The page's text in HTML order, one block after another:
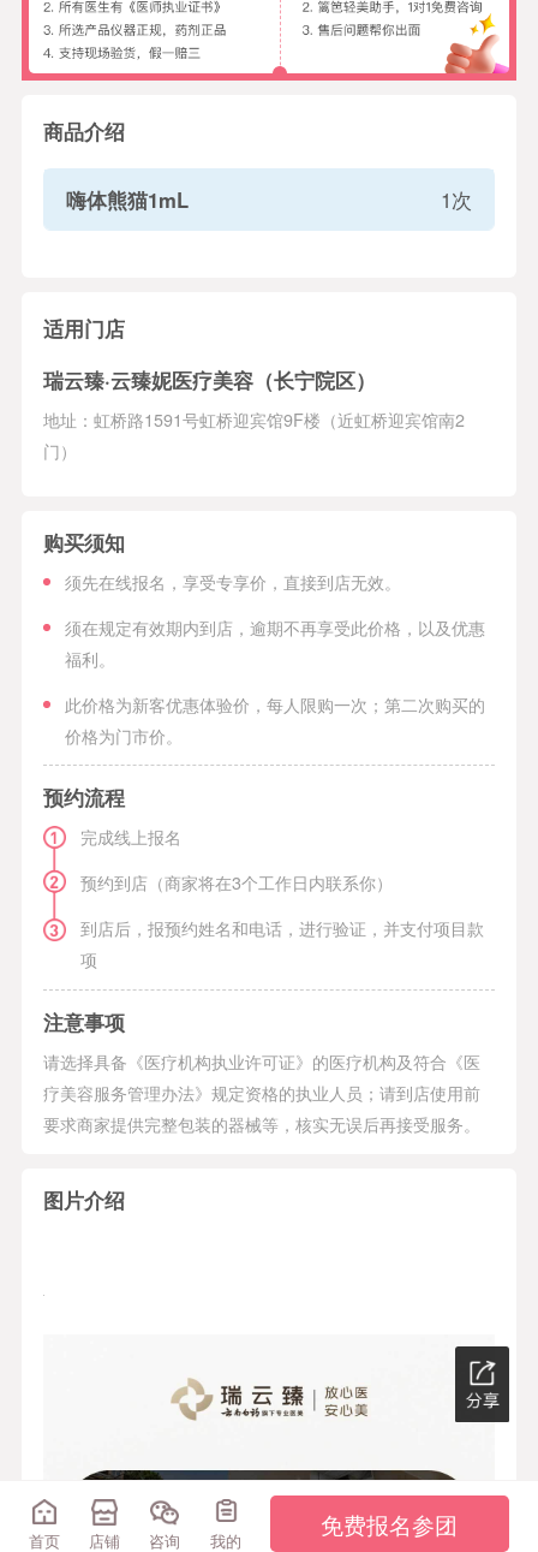
商品介绍
嗨体熊猫1mL 1次
适用门店
瑞云臻·云臻妮医疗美容（长宁院区）
地址：虹桥路1591号虹桥迎宾馆9F楼（近虹桥迎宾馆南2
门）
购买须知
须先在线报名，享受专享价，直接到店无效。
须在规定有效期内到店，逾期不再享受此价格，以及优惠
福利。
此价格为新客优惠体验价，每人限购一次；第二次购买的
价格为门市价。
预约流程
完成线上报名
预约到店（商家将在3个工作日内联系你）
到店后，报预约姓名和电话，进行验证，并支付项目款
项
注意事项
请选择具备《医疗机构执业许可证》的医疗机构及符合《医
疗美容服务管理办法》规定资格的执业人员；请到店使用前
要求商家提供完整包装的器械等，核实无误后再接受服务。
图片介绍
首页 店铺 咨询 我的
免费报名参团